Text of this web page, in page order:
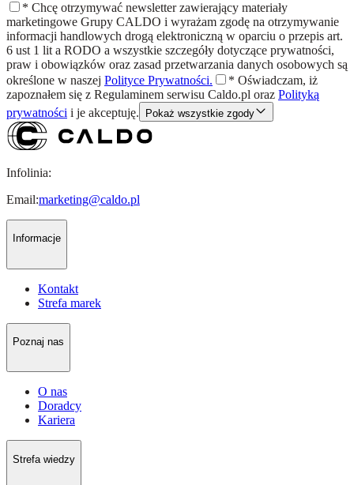
* Chcę otrzymywać newsletter zawierający materiały
marketingowe Grupy CALDO i wyrażam zgodę na otrzymywanie
informacji handlowych drogą elektroniczną w oparciu o przepis art.
6 ust 1 lit a RODO a wszystkie szczegóły dotyczące prywatności,
praw i obowiązków oraz zasad przetwarzania danych osobowych są
określone w naszej Polityce Prywatności. * Oświadczam, iż
zapoznałem się z Regulaminem serwisu Caldo.pl oraz Polityką
prywatności i je akceptuję. Pokaż wszystkie zgody
Infolinia:
Email:marketing@caldo.pl
Informacje
Kontakt
Strefa marek
Poznaj nas
O nas
Doradcy
Kariera
Strefa wiedzy